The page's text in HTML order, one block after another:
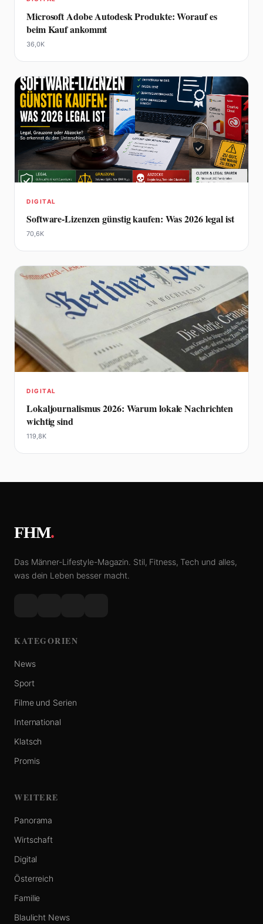
Microsoft Adobe Autodesk Produkte: Worauf es
beim Kauf ankommt
36,0K
DIGITAL
Software-Lizenzen günstig kaufen: Was 2026 legal ist
70,6K
DIGITAL
Lokaljournalismus 2026: Warum lokale Nachrichten
wichtig sind
119,8K
FHM.
Das Männer-Lifestyle-Magazin. Stil, Fitness, Tech und alles,
was dein Leben besser macht.
KATEGORIEN
News
Sport
Filme und Serien
International
Klatsch
Promis
WEITERE
Panorama
Wirtschaft
Digital
Österreich
Familie
Blaulicht News